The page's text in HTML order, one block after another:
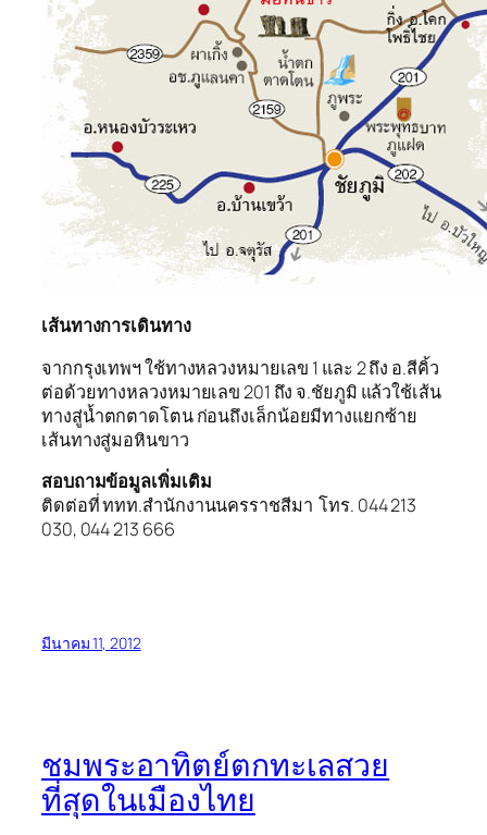
เส้นทางการเดินทาง
จากกรุงเทพฯ ใช้ทางหลวงหมายเลข 1 และ 2 ถึง อ.สีคิ้ว
ต่อด้วยทางหลวงหมายเลข 201 ถึง จ.ชัยภูมิ แล้วใช้เส้น
ทางสู่น้ำตกตาดโตน ก่อนถึงเล็กน้อยมีทางแยกซ้าย
เส้นทางสู่มอหินขาว
สอบถามข้อมูลเพิ่มเติม
ติดต่อที่ ททท.สำนักงานนครราชสีมา โทร. 044 213
030, 044 213 666
มีนาคม 11, 2012
ชมพระอาทิตย์ตกทะเลสวย
ที่สุดในเมืองไทย